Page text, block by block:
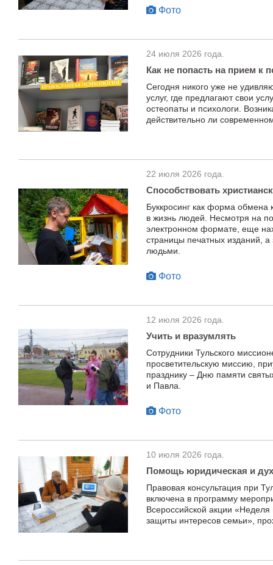
Фото
24 июля 2026 года.
Как не попасть на прием к
Сегодня никого уже не
услуг, где предлагают свои
остеопаты и психологи.
действительно ли
22 июля 2026 года.
Способствовать
Буккросинг как форма
в жизнь людей. Несмотря на
электронном формате, еще
страницы печатных изданий,
людьми.
Фото
12 июля 2026 года.
Учить и вразумлять
Сотрудники Тульского
просветительскую миссию,
празднику – Дню памяти
и Павла.
Фото
10 июля 2026 года.
Помощь юридическая и
Правовая консультация при
включена в программу
Всероссийской акции
защиты интересов семьи»,